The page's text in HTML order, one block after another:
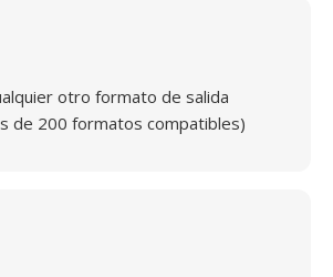
otro formato de salida
de 200 formatos compatibles)